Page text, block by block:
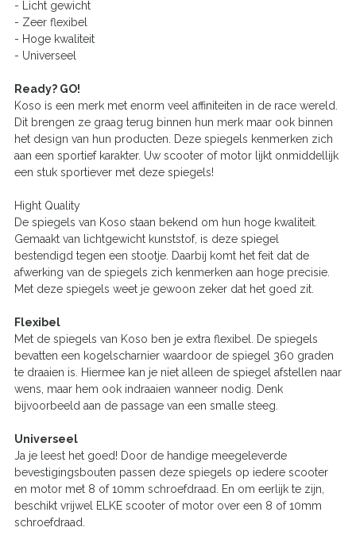
- Licht gewicht
- Zeer flexibel
- Hoge kwaliteit
- Universeel
Ready? GO!
Koso is een merk met enorm veel affiniteiten in de race wereld.
Dit brengen ze graag terug binnen hun merk maar ook binnen
het design van hun producten. Deze spiegels kenmerken zich
aan een sportief karakter. Uw scooter of motor lijkt onmiddellijk
een stuk sportiever met deze spiegels!
Hight Quality
De spiegels van Koso staan bekend om hun hoge kwaliteit.
Gemaakt van lichtgewicht kunststof, is deze spiegel
bestendigd tegen een stootje. Daarbij komt het feit dat de
afwerking van de spiegels zich kenmerken aan hoge precisie.
Met deze spiegels weet je gewoon zeker dat het goed zit.
Flexibel
Met de spiegels van Koso ben je extra flexibel. De spiegels
bevatten een kogelscharnier waardoor de spiegel 360 graden
te draaien is. Hiermee kan je niet alleen de spiegel afstellen naar
wens, maar hem ook indraaien wanneer nodig. Denk
bijvoorbeeld aan de passage van een smalle steeg.
Universeel
Ja je leest het goed! Door de handige meegeleverde
bevestigingsbouten passen deze spiegels op iedere scooter
en motor met 8 of 10mm schroefdraad. En om eerlijk te zijn,
beschikt vrijwel ELKE scooter of motor over een 8 of 10mm
schroefdraad.